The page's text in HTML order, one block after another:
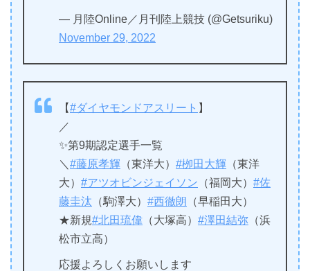
— 月陸Online／月刊陸上競技 (@Getsuriku)
November 29, 2022
【#ダイヤモンドアスリート 】
／
✨第9期認定選手一覧
＼ #藤原孝輝 （東洋大） #栁田大輝 （東洋
大） #アツオビンジェイソン （福岡大） #佐
藤圭汰 （駒澤大） #西徹朗
（早稲田大）
★新規#北田琉偉 （大塚高） #澤田結弥 （浜
松市立高）
応援よろしくお願いします